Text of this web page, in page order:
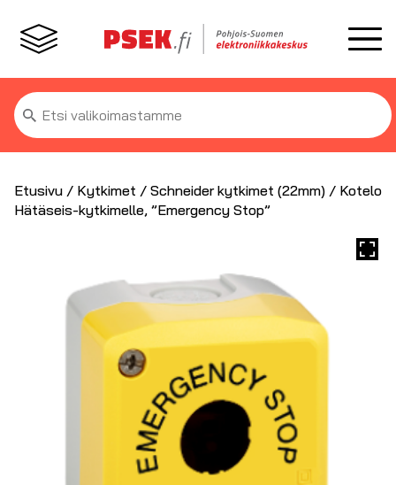
Etsi:
Etusivu / Kytkimet / Schneider kytkimet (22mm) / Kotelo
Hätäseis-kytkimelle, ”Emergency Stop”